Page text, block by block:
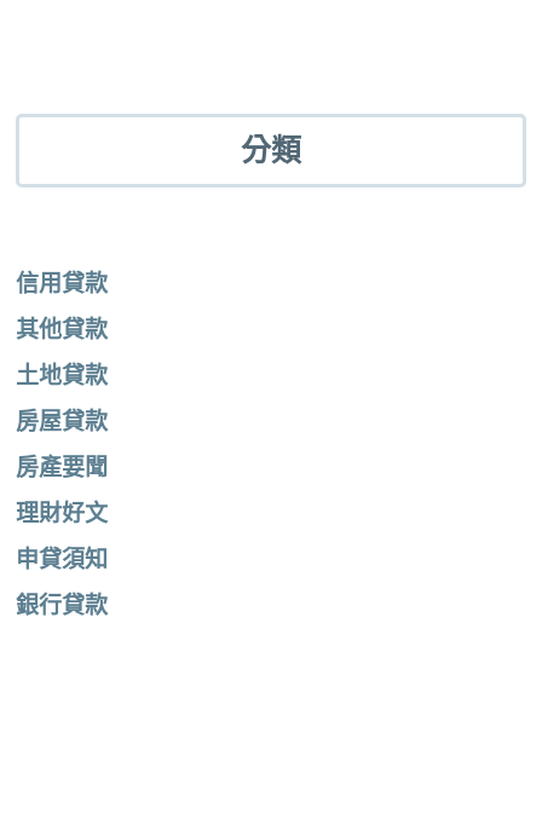
分類
信用貸款
其他貸款
土地貸款
房屋貸款
房產要聞
理財好文
申貸須知
銀行貸款